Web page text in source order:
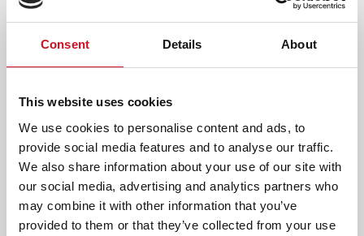
Consent Details About
This website uses cookies
We use cookies to personalise content and ads, to
provide social media features and to analyse our traffic.
We also share information about your use of our site with
our social media, advertising and analytics partners who
may combine it with other information that you’ve
provided to them or that they’ve collected from your use
geluk, daar gaat het mij om.”
Lees meer over onze hulp voor kinderen met TOS
LEES OOK
ERVARINGSVERHALEN